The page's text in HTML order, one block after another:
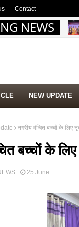
Contact
NEWS
NEW UPDATE
नगरीय वंचित बच्चों के लिए
बच्चों के लिए
25 June